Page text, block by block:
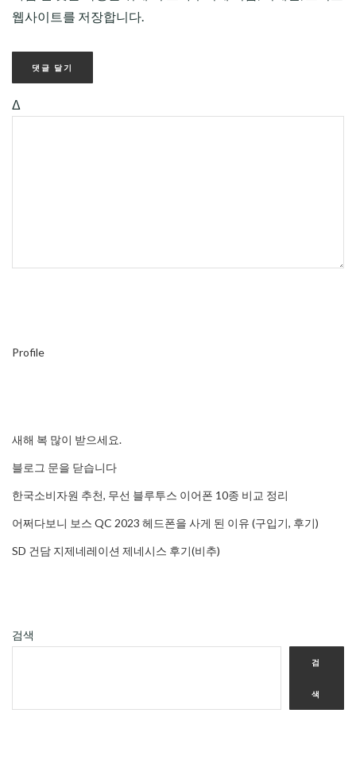
웹사이트를 저장합니다.
Δ
Profile
새해 복 많이 받으세요.
블로그 문을 닫습니다
한국소비자원 추천, 무선 블루투스 이어폰 10종 비교 정리
어쩌다보니 보스 QC 2023 헤드폰을 사게 된 이유 (구입기, 후기)
SD 건담 지제네레이션 제네시스 후기(비추)
검색
검
색